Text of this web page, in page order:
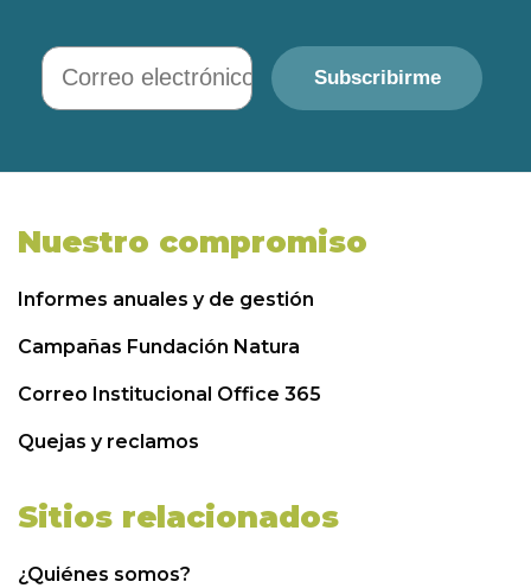
Correo electrónico
Subscribirme
Nuestro compromiso
Informes anuales y de gestión
Campañas Fundación Natura
Correo Institucional Office 365
Quejas y reclamos
Sitios relacionados
¿Quiénes somos?